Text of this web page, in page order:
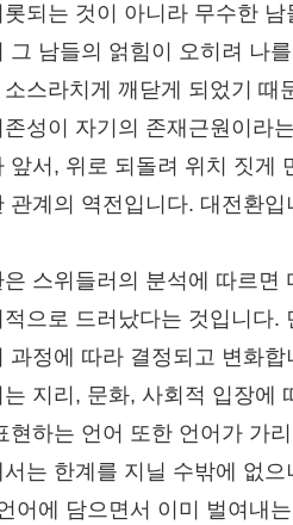
되는 것이 아니라 무수한 남
그 남들의 얽힘이 오히려 나
스라치게 깨닫게 되었기 때
성이 자기의 존재근원이라
앞서, 위로 되돌려 위치 짓게
관계의 역전입니다. 대전환입
스위들러의 분석에 따르면
으로 드러났다는 것입니다.
과정에 따라 결정되고 변화합
지리, 문화, 사회적 입장에
현하는 언어 또한 언어가 가
는 한계를 지닐 수밖에 없으
어에 담으면서 이미 벌여내